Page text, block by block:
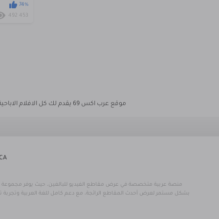
74%
492 453
موقع عرب اكس 69 يقدم لك كل الافلام الاباحية الجنسية المميزة والمنتقاة بعناية من كل المواقع الإباحية العالمية بكافة التصنيفات منها افلام ومقاطع